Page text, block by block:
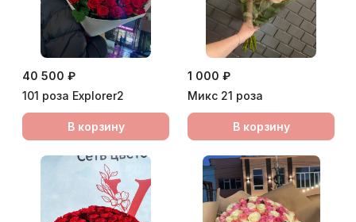
40 500 ₽
101 роза Еxplorer2
В корзину
1 000 ₽
Микс 21 роза
В корзину